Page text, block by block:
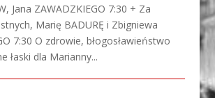
Jana ZAWADZKIEGO 7:30 + Za
Marię BADURĘ i Zbigniewa
7:30 O zdrowie, błogosławieństwo
łaski dla Marianny...